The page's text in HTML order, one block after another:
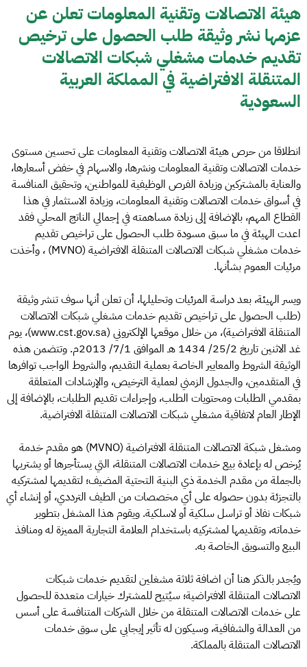
هيئة الاتصالات وتقنية المعلومات تعلن عن
عزمها نشر وثيقة طلب الحصول على ترخيص
تقديم خدمات مشغلي شبكات الاتصالات
المتنقلة الافتراضية في المملكة العربية
السعودية
انطلاقا من حرص هيئة الاتصالات وتقنية المعلومات على تحسين مستوى
خدمات الاتصالات وتقنية المعلومات ونشرها، والاسهام في خفض أسعارها،
والعناية بالمشتركين وزيادة الفرص الوظيفية للمواطنين، وتحقيق المنافسة
في أسواق خدمات الاتصالات وتقنية المعلومات، وزيادة الاستثمار في هذا
القطاع المهم، بالإضافة إلى زيادة مساهمته في إجمالي الناتج المحلي فقد
اعدت الهيئة في ما سبق مسودة طلب الحصول على تراخيص تقديم
خدمات مشغلي شبكات الاتصالات المتنقلة الافتراضية (MVNO) ، وأخذت
مرئيات العموم بشأنها.
ويسر الهيئة، بعد دراسة المرئيات وتحليلها، أن تعلن أنها سوف تنشر وثيقة
(طلب الحصول على تراخيص تقديم خدمات مشغلي شبكات الاتصالات
المتنقلة الافتراضية)، من خلال موقعها الإلكتروني (www.cst.gov.sa)، يوم
غد الاثنين تاريخ 25/2/ 1434 هـ الموافق 7/1/ 2013م. وتتضمن هذه
الوثيقة الشروط والمعايير الخاصة بعملية التقديم، والشروط الواجب توافرها
في المتقدمين، والجدول الزمني لعملية الترخيص، والإرشادات المتعلقة
بمقدمي الطلبات ومحتويات الطلب، وإجراءات تقديم الطلبات، بالإضافة إلى
الإطار العام لاتفاقية مشغلي شبكات الاتصالات المتنقلة الافتراضية.
ومشغل شبكة الاتصالات المتنقلة الافتراضية (MVNO) هو مقدم خدمة
يُرخص له بإعادة بيع خدمات الاتصالات المتنقلة، التي يستأجرها أو يشتريها
بالجملة من مقدم الخدمة ذي البنية التحتية المضيف؛ لتقديمها لمشتركيه
بالتجزئة بدون حصوله على أي مخصصات من الطيف الترددي، أو إنشاء أي
شبكات نفاذ أو تراسل سلكية أو لاسلكية. ويقوم هذا المشغل بتطوير
خدماته، وتقديمها لمشتركيه باستخدام العلامة التجارية المميزة له ومنافذ
البيع والتسويق الخاصة به.
ويُجدر بالذكر هنا أن اضافة ثلاثة مشغلين لتقديم خدمات شبكات
الاتصالات المتنقلة الافتراضية؛ سيُتيح للمشترك خيارات متعددة للحصول
على خدمات الاتصالات المتنقلة من خلال الشركات المتنافسة على أسس
من العدالة والشفافية، وسيكون له تأثير إيجابي على سوق خدمات
الاتصالات المتنقلة بالمملكة.